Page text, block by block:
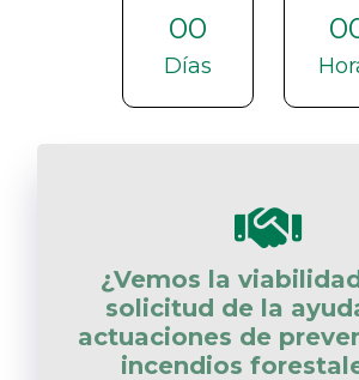
00
Días
¿Vemos la
solicitud de la
actuaciones de
incendios